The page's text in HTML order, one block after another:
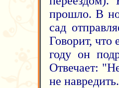
прошло. В
сад
Говорит,
году он
Отвечает:
не